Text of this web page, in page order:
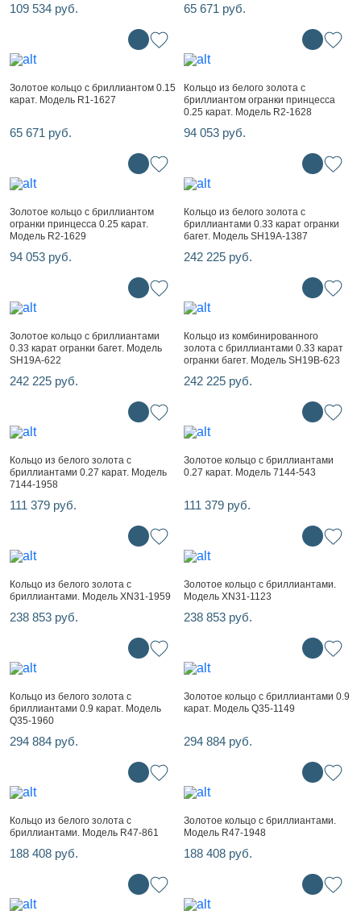
109 534 руб. 65 671 руб.
Золотое кольцо с бриллиантом 0.15
карат. Модель R1-1627
65 671 руб.
Кольцо из белого золота с
бриллиантом огранки принцесса
0.25 карат. Модель R2-1628
94 053 руб.
Золотое кольцо с бриллиантом
огранки принцесса 0.25 карат.
Модель R2-1629
94 053 руб.
Кольцо из белого золота с
бриллиантами 0.33 карат огранки
багет. Модель SH19A-1387
242 225 руб.
Золотое кольцо с бриллиантами
0.33 карат огранки багет. Модель
SH19A-622
242 225 руб.
Кольцо из комбинированного
золота с бриллиантами 0.33 карат
огранки багет. Модель SH19B-623
242 225 руб.
Кольцо из белого золота с
бриллиантами 0.27 карат. Модель
7144-1958
111 379 руб.
Золотое кольцо с бриллиантами
0.27 карат. Модель 7144-543
111 379 руб.
Кольцо из белого золота с
бриллиантами. Модель XN31-1959
238 853 руб.
Золотое кольцо с бриллиантами.
Модель XN31-1123
238 853 руб.
Кольцо из белого золота с
бриллиантами 0.9 карат. Модель
Q35-1960
294 884 руб.
Золотое кольцо с бриллиантами 0.9
карат. Модель Q35-1149
294 884 руб.
Кольцо из белого золота с
бриллиантами. Модель R47-861
188 408 руб.
Золотое кольцо с бриллиантами.
Модель R47-1948
188 408 руб.